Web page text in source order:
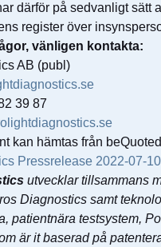
därför på sedvanligt sätt
register över
vänligen kontakta:
AB (publ)
39 87
kan hämtas från beQuoted
Pressrelease 2022-07-
utvecklar tillsammans
Diagnostics samt
patientnära testsystem,
är it baserad på